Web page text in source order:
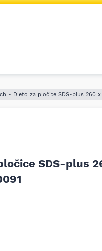
- Dleto za pločice SDS-plus 260
SDS-plus